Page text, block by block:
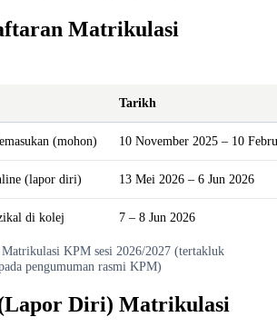
Matrikulasi
Tarikh
(mohon) 10 November 2025 – 10
(lapor diri) 13 Mei 2026 – 6 Jun 2026
di kolej 7 – 8 Jun 2026
KPM sesi 2026/2027 (tertakluk
pengumuman rasmi KPM)
Diri) Matrikulasi